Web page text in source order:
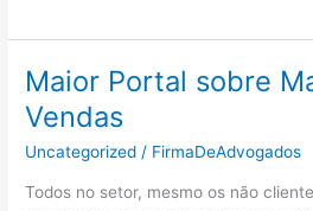
Importância
Áreas
Verdes
Em
Urbanos:
Maior Portal sobre
Vendas
Uncategorized / FirmaDeAdvogados
Todos no setor, mesmo os não